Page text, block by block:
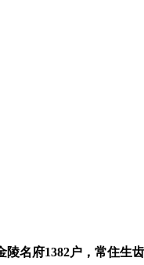
府1382户，常住生